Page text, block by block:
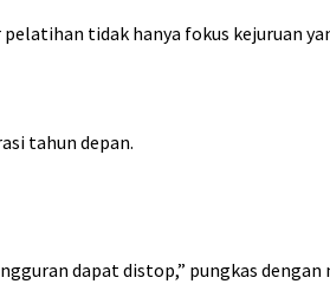
tidak hanya fokus kejuruan
tahun depan.
dapat distop,” pungkas dengan